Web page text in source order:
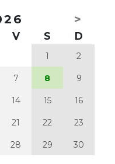
>
V S D
1 2
7 8 9
14 15 16
21 22 23
28 29 30